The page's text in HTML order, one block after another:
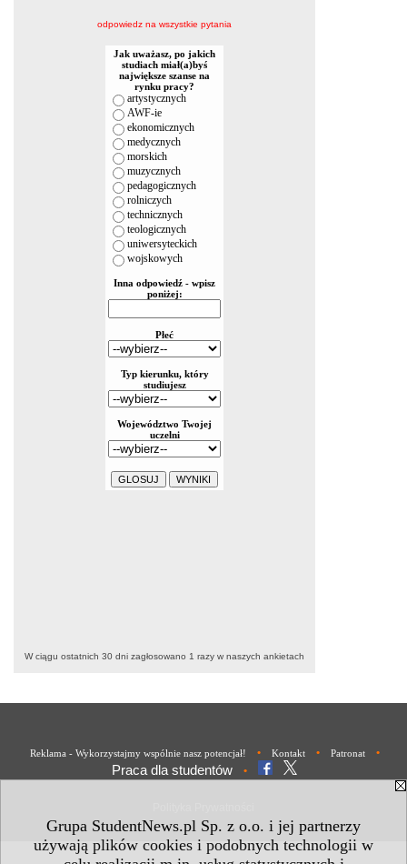
Grupa StudentNews.pl Sp. z o.o. i jej partnerzy
używają plików cookies i podobnych technologii w
odpowiedz na wszystkie pytania
W ciągu ostatnich 30 dni zagłosowano 1 razy w naszych ankietach
Reklama - Wykorzystajmy wspólnie nasz potencjał! • Kontakt • Patronat •
Praca dla studentów •